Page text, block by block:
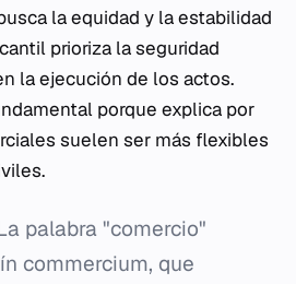
la equidad y la estabilidad
prioriza la seguridad
la ejecución de los actos.
porque explica por
suelen ser más flexibles
palabra "comercio"
commercium, que